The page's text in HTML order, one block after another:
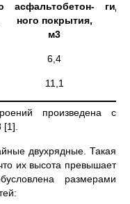
асфальтобетон-
ного покрытия,
м3
6,4
11,1
произведена с
[1].
двухрядные. Такая
их высота превышает
размерами